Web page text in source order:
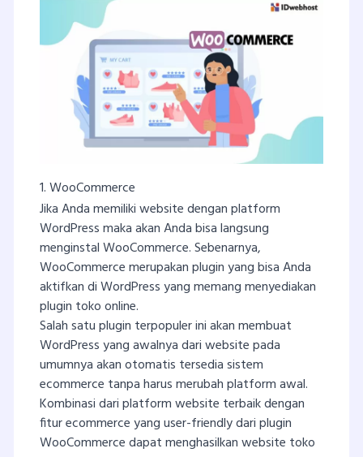
1. WooCommerce
Jika Anda memiliki website dengan platform
WordPress maka akan Anda bisa langsung
menginstal WooCommerce. Sebenarnya,
WooCommerce merupakan plugin yang bisa Anda
aktifkan di WordPress yang memang menyediakan
plugin toko online.
Salah satu plugin terpopuler ini akan membuat
WordPress yang awalnya dari website pada
umumnya akan otomatis tersedia sistem
ecommerce tanpa harus merubah platform awal.
Kombinasi dari platform website terbaik dengan
fitur ecommerce yang user-friendly dari plugin
WooCommerce dapat menghasilkan website toko